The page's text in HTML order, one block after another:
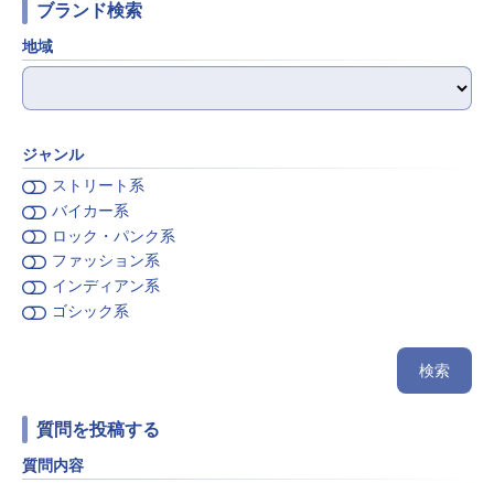
ブランド検索
地域
ジャンル
ストリート系
バイカー系
ロック・パンク系
ファッション系
インディアン系
ゴシック系
質問を投稿する
質問内容